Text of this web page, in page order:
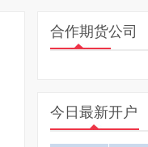
合作期货公司
今日最新开户